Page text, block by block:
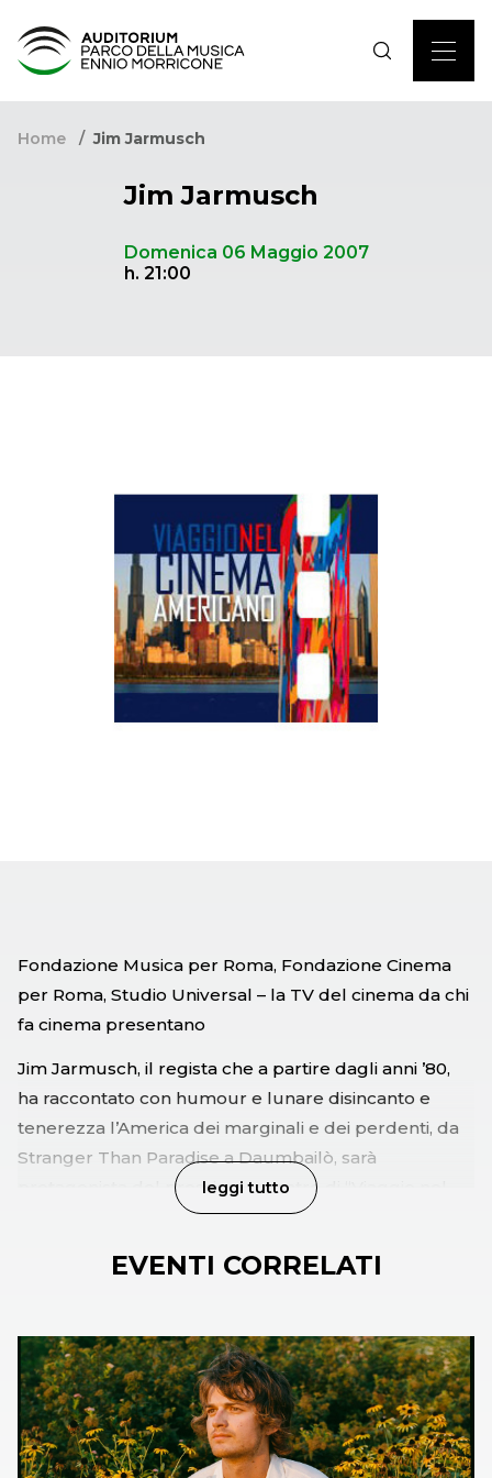
Home Jim Jarmusch
Jim Jarmusch
Domenica 06 Maggio 2007
h. 21:00
Fondazione Musica per Roma, Fondazione Cinema
per Roma, Studio Universal – la TV del cinema da chi
fa cinema presentano
Jim Jarmusch, il regista che a partire dagli anni ’80,
ha raccontato con humour e lunare disincanto e
tenerezza l’America dei marginali e dei perdenti, da
Stranger Than Paradise a Daumbailò, sarà
protagonista del prossimo incontro di “Viaggio nel
cinema americano” che la Fondazione Cinema per
della Festa del cinema di ottobre, ripropongono a
Jarmusch, che hanno trasformato le inquadrature
disincarnate e povere del cinema americano
indipendente in una scrittura personale al servizio di
un occhio inconfondibile, ritorneranno sullo schermo
nelle sequenze amatissime dal pubblico di pellicole
leggi tutto
EVENTI CORRELATI